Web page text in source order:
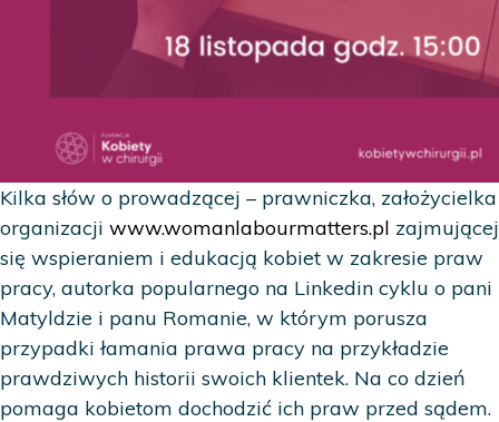
Kilka słów o prowadzącej – prawniczka, założycielka
organizacji www.womanlabourmatters.pl zajmującej
się wspieraniem i edukacją kobiet w zakresie praw
pracy, autorka popularnego na Linkedin cyklu o pani
Matyldzie i panu Romanie, w którym porusza
przypadki łamania prawa pracy na przykładzie
prawdziwych historii swoich klientek. Na co dzień
pomaga kobietom dochodzić ich praw przed sądem.